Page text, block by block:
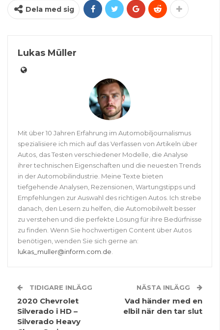
Dela med sig
Lukas Müller
Mit über 10 Jahren Erfahrung im Automobiljournalismus
spezialisiere ich mich auf das Verfassen von Artikeln über
Autos, das Testen verschiedener Modelle, die Analyse
ihrer technischen Eigenschaften und die neuesten Trends
in der Automobilindustrie. Meine Texte bieten
tiefgehende Analysen, Rezensionen, Wartungstipps und
Empfehlungen zur Auswahl des richtigen Autos. Ich strebe
danach, den Lesern zu helfen, die Automobilwelt besser
zu verstehen und die perfekte Lösung für ihre Bedürfnisse
zu finden. Wenn Sie hochwertigen Content über Autos
benötigen, wenden Sie sich gerne an:
lukas_muller@inform.com.de.
TIDIGARE INLÄGG
2020 Chevrolet
Silverado i HD –
Silverado Heavy
NÄSTA INLÄGG
Vad händer med en
elbil när den tar slut